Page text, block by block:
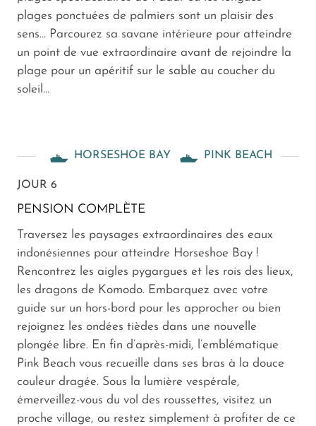
plages ponctuées de palmiers sont un plaisir des
sens… Parcourez sa savane intérieure pour atteindre
un point de vue extraordinaire avant de rejoindre la
plage pour un apéritif sur le sable au coucher du
soleil…
HORSESHOE BAY PINK BEACH
JOUR 6
PENSION COMPLÈTE
Traversez les paysages extraordinaires des eaux
indonésiennes pour atteindre Horseshoe Bay !
Rencontrez les aigles pygargues et les rois des lieux,
les dragons de Komodo. Embarquez avec votre
guide sur un hors-bord pour les approcher ou bien
rejoignez les ondées tièdes dans une nouvelle
plongée libre. En fin d’après-midi, l’emblématique
Pink Beach vous recueille dans ses bras à la douce
couleur dragée. Sous la lumière vespérale,
émerveillez-vous du vol des roussettes, visitez un
proche village, ou restez simplement à profiter de ce